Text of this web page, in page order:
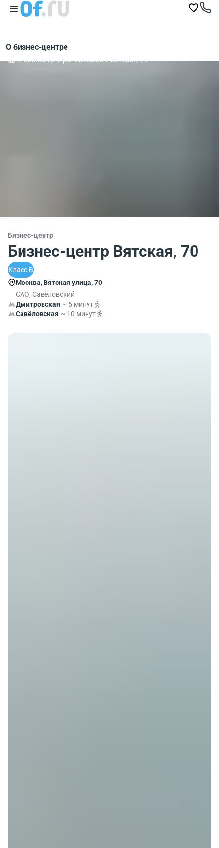
О бизнес-центре
Бизнес-центры в Москве Вятская, 70
Бизнес-центр
Бизнес-центр Вятская, 70
Класс B
Москва, Вятская улица, 70
САО, Савёловский
Дмитровская ~ 5 минут
Савёловская ~ 10 минут